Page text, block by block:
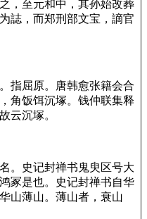
，至元和中，其孙始改葬
誌，而郑刑部文宝，謫官
指屈原。唐韩愈张籍会合
角饭饵沉塚。钱仲联集释
云沉塚。
。史记封禅书鬼臾区号大
冢是也。史记封禅书自华
山薄山。薄山者，衰山